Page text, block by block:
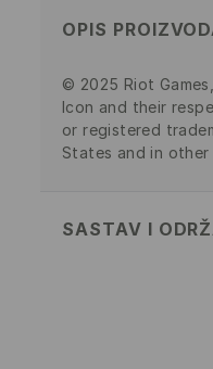
OPIS
© 2025 Riot
Icon and their
or registered
States and in other
SASTAV I